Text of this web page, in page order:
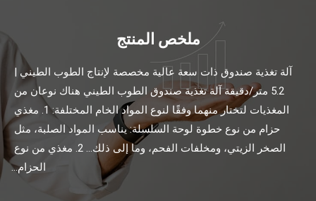
ملخص المنتج
الحزام...